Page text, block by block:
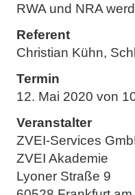
RWA und NRA
Referent
Christian Kühn,
Termin
12. Mai 2020 von
Veranstalter
ZVEI-Services
ZVEI Akademie
Lyoner Straße 9